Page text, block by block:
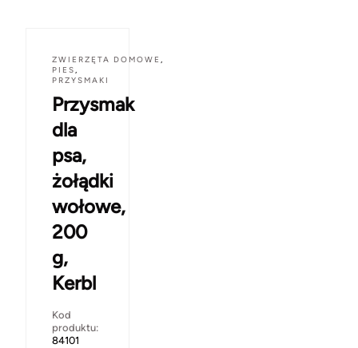
ZWIERZĘTA DOMOWE ,
PIES,
PRZYSMAKI
Przysmak
dla
psa,
żołądki
wołowe,
200
g,
Kerbl
Kod
produktu:
84101